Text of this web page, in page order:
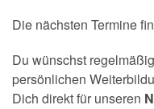
Die nächsten Termine
Du wünschst
persönlichen
Dich direkt für unseren